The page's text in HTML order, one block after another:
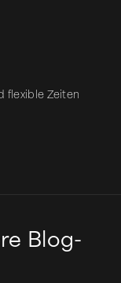
flexible Zeiten
Blog-